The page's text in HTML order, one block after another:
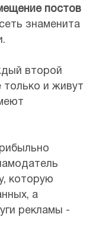
постов
знаменита
второй
и живут
которую
а
рекламы -